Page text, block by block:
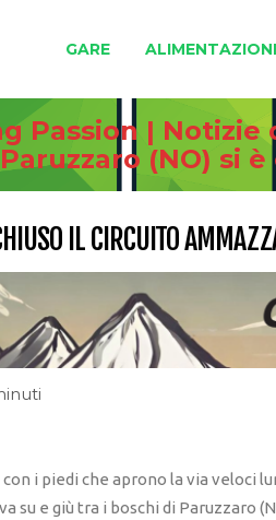
GARE
Passion |
(NO) si
IL CIRCUITO
i piedi che aprono la via veloci
su e giù tra i boschi di Paruzzaro